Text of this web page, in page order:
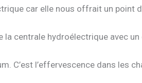
car elle nous offrait un point
centrale hydroélectrique avec
C’est l’effervescence dans les